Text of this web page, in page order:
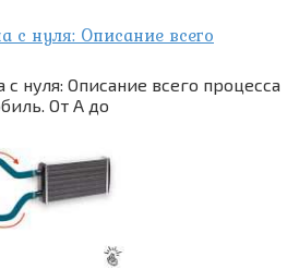
с нуля: Описание всего
нуля: Описание всего процесса
От А до